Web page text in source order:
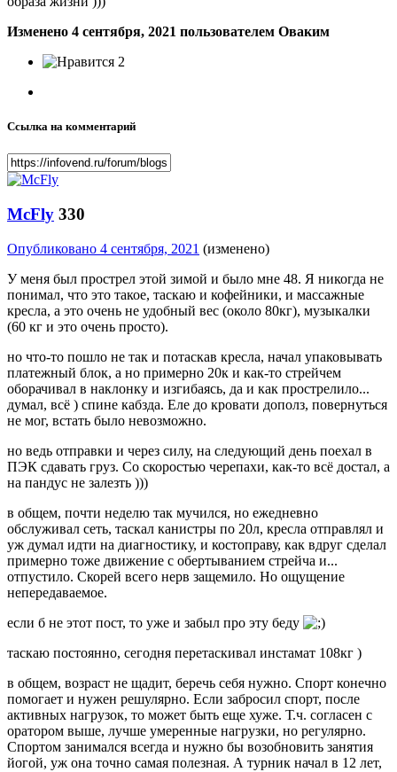
Изменено 4 сентября, 2021 пользователем Оваким
2
Ссылка на комментарий
McFly 330
Опубликовано 4 сентября, 2021 (изменено)
У меня был прострел этой зимой и было мне 48. Я никогда не
понимал, что это такое, таскаю и кофейники, и массажные
кресла, а это очень не удобный вес (около 80кг), музыкалки
(60 кг и это очень просто).
но что-то пошло не так и потаскав кресла, начал упаковывать
платежный блок, а но примерно 20к и как-то стрейчем
оборачивал в наклонку и изгибаясь, да и как прострелило...
думал, всё ) спине кабзда. Еле до кровати дополз, повернуться
не мог, встать было невозможно.
но ведь отправки и через силу, на следующий день поехал в
ПЭК сдавать груз. Со скоростью черепахи, как-то всё достал, а
на пандус не залезть )))
в общем, почти неделю так мучился, но ежедневно
обслуживал сеть, таскал канистры по 20л, кресла отправлял и
уж думал идти на диагностику, и костоправу, как вдруг сделал
примерно тоже движение с обертыванием стрейча и...
отпустило. Скорей всего нерв защемило. Но ощущение
непередаваемое.
если б не этот пост, то уже и забыл про эту беду
таскаю постоянно, сегодня перетаскивал инстамат 108кг )
в общем, возраст не щадит, беречь себя нужно. Спорт конечно
помогает и нужен решулярно. Если забросил спорт, после
активных нагрузок, то может быть еще хуже. Т.ч. согласен с
оратором выше, лучше умеренные нагрузки, но регулярно.
Спортом занимался всегда и нужно бы возобновить занятия
йогой, уж она точно самая полезная. А турник начал в 12 лет,